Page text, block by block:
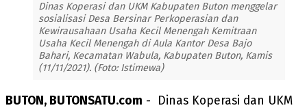
Dinas Koperasi dan UKM Kabupaten Buton menggelar
sosialisasi Desa Bersinar Perkoperasian dan
Kewirausahaan Usaha Kecil Menengah Kemitraan
Usaha Kecil Menengah di Aula Kantor Desa Bajo
Bahari, Kecamatan Wabula, Kabupaten Buton, Kamis
(11/11/2021). (Foto: Istimewa)
BUTON, BUTONSATU.com - Dinas Koperasi dan UKM